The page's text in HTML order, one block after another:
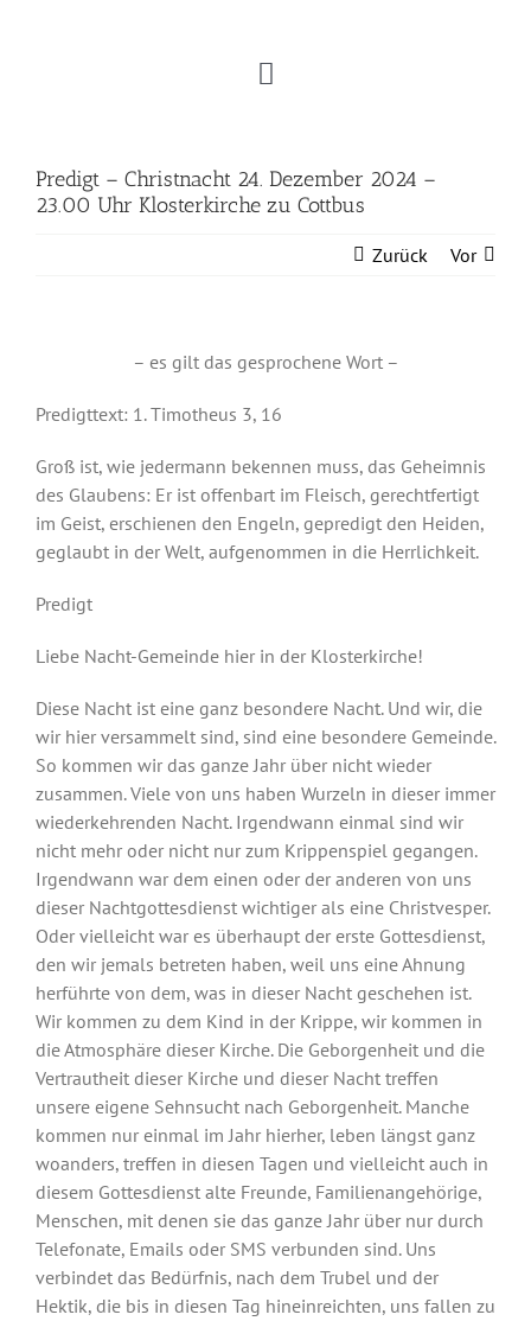
Toggle
Aktuelles und Termine
Geben und Nehmen
Musik
Kinder & Jugend
Service und Kontakt
Predigt – Christnacht 24. Dezember 2024 –
23.00 Uhr Klosterkirche zu Cottbus
Zurück Vor
– es gilt das gesprochene Wort –
Predigttext: 1. Timotheus 3, 16
Groß ist, wie jedermann bekennen muss, das Geheimnis
des Glaubens: Er ist offenbart im Fleisch, gerechtfertigt
im Geist, erschienen den Engeln, gepredigt den Heiden,
geglaubt in der Welt, aufgenommen in die Herrlichkeit.
Predigt
Liebe Nacht-Gemeinde hier in der Klosterkirche!
Diese Nacht ist eine ganz besondere Nacht. Und wir, die
wir hier versammelt sind, sind eine besondere Gemeinde.
So kommen wir das ganze Jahr über nicht wieder
zusammen. Viele von uns haben Wurzeln in dieser immer
wiederkehrenden Nacht. Irgendwann einmal sind wir
nicht mehr oder nicht nur zum Krippenspiel gegangen.
Irgendwann war dem einen oder der anderen von uns
dieser Nachtgottesdienst wichtiger als eine Christvesper.
Oder vielleicht war es überhaupt der erste Gottesdienst,
den wir jemals betreten haben, weil uns eine Ahnung
herführte von dem, was in dieser Nacht geschehen ist.
Wir kommen zu dem Kind in der Krippe, wir kommen in
die Atmosphäre dieser Kirche. Die Geborgenheit und die
Vertrautheit dieser Kirche und dieser Nacht treffen
unsere eigene Sehnsucht nach Geborgenheit. Manche
kommen nur einmal im Jahr hierher, leben längst ganz
woanders, treffen in diesen Tagen und vielleicht auch in
diesem Gottesdienst alte Freunde, Familienangehörige,
Menschen, mit denen sie das ganze Jahr über nur durch
Telefonate, Emails oder SMS verbunden sind. Uns
verbindet das Bedürfnis, nach dem Trubel und der
Hektik, die bis in diesen Tag hineinreichten, uns fallen zu